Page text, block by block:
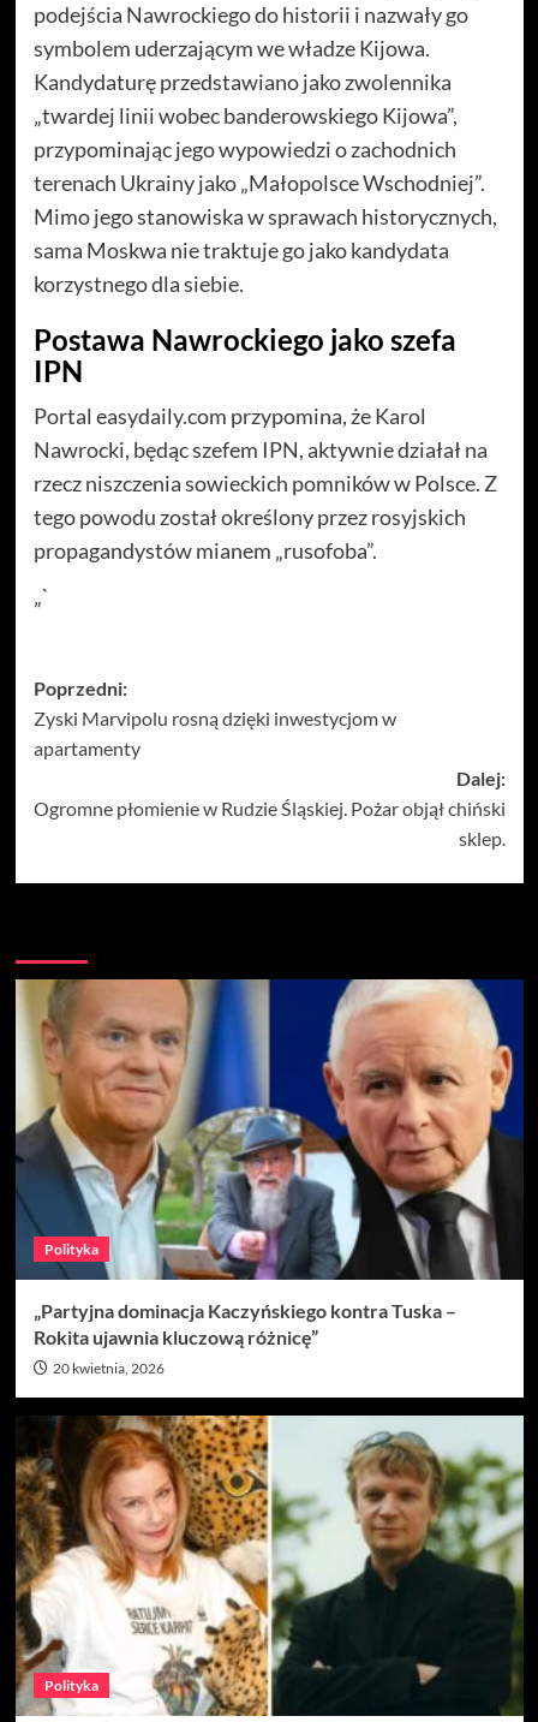
podejścia Nawrockiego do historii i nazwały go
symbolem uderzającym we władze Kijowa.
Kandydaturę przedstawiano jako zwolennika
„twardej linii wobec banderowskiego Kijowa”,
przypominając jego wypowiedzi o zachodnich
terenach Ukrainy jako „Małopolsce Wschodniej”.
Mimo jego stanowiska w sprawach historycznych,
sama Moskwa nie traktuje go jako kandydata
korzystnego dla siebie.
Postawa Nawrockiego jako szefa
IPN
Portal easydaily.com przypomina, że Karol
Nawrocki, będąc szefem IPN, aktywnie działał na
rzecz niszczenia sowieckich pomników w Polsce. Z
tego powodu został określony przez rosyjskich
propagandystów mianem „rusofoba”.
„`
Zobacz
wpisy
Poprzedni:
Zyski Marvipolu rosną dzięki inwestycjom w
apartamenty
Dalej:
Ogromne płomienie w Rudzie Śląskiej. Pożar objął chiński
sklep.
Polityka
„Partyjna dominacja Kaczyńskiego kontra Tuska –
Rokita ujawnia kluczową różnicę”
20 kwietnia, 2026
Polityka